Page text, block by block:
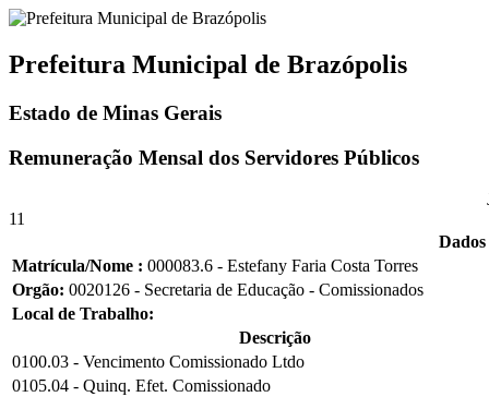
Prefeitura Municipal de Brazópolis
Estado de Minas Gerais
Remuneração Mensal dos Servidores Públicos
11
Matrícula/Nome : 000083.6 - Estefany Faria Costa Torres
Orgão: 0020126 - Secretaria de Educação - Comissionados
Local de Trabalho:
Descrição
0100.03 - Vencimento Comissionado Ltdo
0105.04 - Quinq. Efet. Comissionado